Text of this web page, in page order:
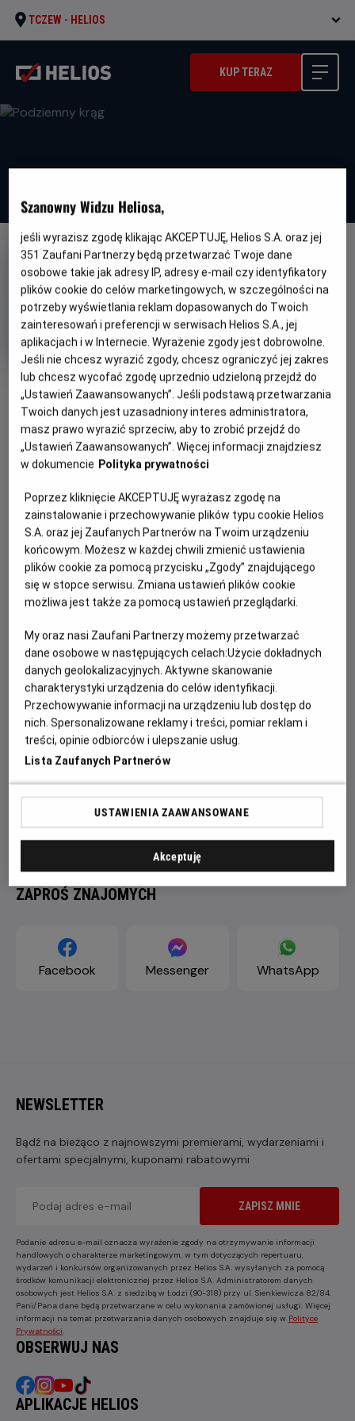
TCZEW - HELIOS
KUP TERAZ
NAPISY
OBSERWUJ
Podziemny krąg
Oryginalny
tytuł
Fight Club Gatunek
Thriller / Dramat / Kryminał
Minimalny
wiek
Od 15 lat
Czas
trwania
140 min
Kraj
i
rok
produkcji
Niemcy, USA
PREMIERA
4 czerwca 2026
David Fincher Chuck Palahniuk, Jim Uhls
OBSADA
Brad Pitt, Helena Bonham Carter, Zach Grenier
WIĘCEJ SZCZEGÓŁÓW
OPIS FILMU
Już 4 czerwca kultowy „Podziemny krąg” („Fight Club”)
wraca do kin po ponad 25 latach od premiery! Ten
prowokacyjny dramat, z udziałem Brada Pitta i Edwarda
Nortona, w reżyserii Davida Finchera, opowiada o
znudzonym i wyobcowanym mężczyźnie, który wraz z
podziemiu klub walki.
ZAPROŚ ZNAJOMYCH
Facebook Messenger WhatsApp
NEWSLETTER
Bądź na bieżąco z najnowszymi premierami, wydarzeniami i
ofertami specjalnymi, kuponami rabatowymi
ZAPISZ MNIE
Podanie adresu e-mail oznacza wyrażenie zgody na otrzymywanie informacji
handlowych o charakterze marketingowym, w tym dotyczących repertuaru,
wydarzeń i konkursów organizowanych przez Helios S.A. wysyłanych za pomocą
środków komunikacji elektronicznej przez Helios S.A. Administratorem danych
osobowych jest Helios S.A. z siedzibą w Łodzi (90-318) przy ul. Sienkiewicza 82/84.
Pani/Pana dane będą przetwarzane w celu wykonania zamówionej usługi. Więcej
informacji na temat przetwarzania danych osobowych znajduje się w Polityce
Prywatności
OBSERWUJ NAS
APLIKACJE HELIOS
Szanowny Widzu Heliosa,
jeśli wyrazisz zgodę klikając AKCEPTUJĘ, Helios S.A. oraz jej
351 Zaufani Partnerzy będą przetwarzać Twoje dane
osobowe takie jak adresy IP, adresy e-mail czy identyfikatory
plików cookie do celów marketingowych, w szczególności na
potrzeby wyświetlania reklam dopasowanych do Twoich
zainteresowań i preferencji w serwisach Helios S.A., jej
aplikacjach i w Internecie. Wyrażenie zgody jest dobrowolne.
Jeśli nie chcesz wyrazić zgody, chcesz ograniczyć jej zakres
lub chcesz wycofać zgodę uprzednio udzieloną przejdź do
„Ustawień Zaawansowanych”. Jeśli podstawą przetwarzania
Twoich danych jest uzasadniony interes administratora,
masz prawo wyrazić sprzeciw, aby to zrobić przejdź do
„Ustawień Zaawansowanych”. Więcej informacji znajdziesz
w dokumencie Polityka prywatności
Poprzez kliknięcie AKCEPTUJĘ wyrażasz zgodę na
zainstalowanie i przechowywanie plików typu cookie Helios
S.A. oraz jej Zaufanych Partnerów na Twoim urządzeniu
końcowym. Możesz w każdej chwili zmienić ustawienia
plików cookie za pomocą przycisku „Zgody” znajdującego
się w stopce serwisu. Zmiana ustawień plików cookie
możliwa jest także za pomocą ustawień przeglądarki.
My oraz nasi Zaufani Partnerzy możemy przetwarzać
dane osobowe w następujących celach:Użycie dokładnych
danych geolokalizacyjnych. Aktywne skanowanie
charakterystyki urządzenia do celów identyfikacji.
Przechowywanie informacji na urządzeniu lub dostęp do
nich. Spersonalizowane reklamy i treści, pomiar reklam i
treści, opinie odbiorców i ulepszanie usług.
Lista Zaufanych Partnerów
USTAWIENIA ZAAWANSOWANE
Akceptuję